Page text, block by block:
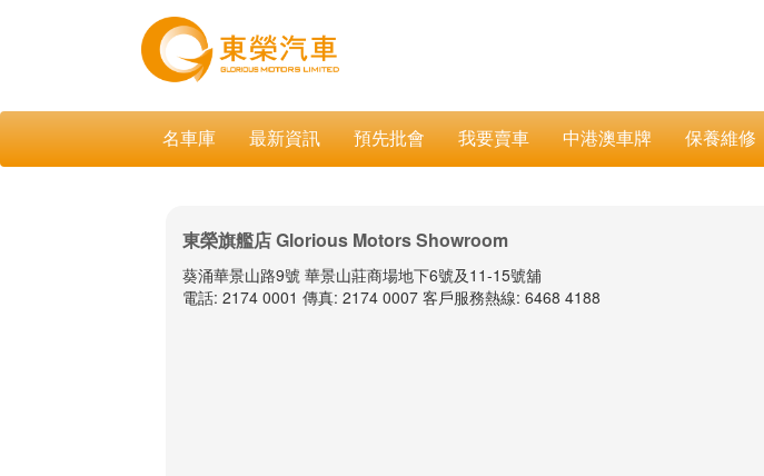
名車庫 最新資訊 預先批會 我要賣車 中港澳車牌 保養維修
東榮旗艦店 Glorious Motors Showroom
葵涌華景山路9號 華景山莊商場地下6號及11-15號舖
電話: 2174 0001 傳真: 2174 0007 客戶服務熱線: 6468 4188